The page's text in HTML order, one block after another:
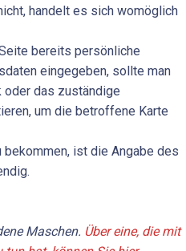
handelt es sich womöglich
bereits persönliche
eingegeben, sollte man
oder das zuständige
um die betroffene Karte
ist die Angabe des
Maschen. Über eine, die mit